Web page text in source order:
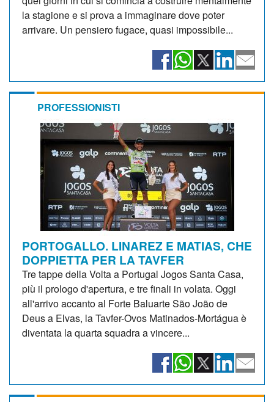
la stagione e si prova a immaginare dove poter
arrivare. Un pensiero fugace, quasi impossibile...
PROFESSIONISTI
PORTOGALLO. LINAREZ E MATIAS, CHE
DOPPIETTA PER LA TAVFER
Tre tappe della Volta a Portugal Jogos Santa Casa,
più il prologo d'apertura, e tre finali in volata. Oggi
all'arrivo accanto al Forte Baluarte São João de
Deus a Elvas, la Tavfer-Ovos Matinados-Mortágua è
diventata la quarta squadra a vincere...